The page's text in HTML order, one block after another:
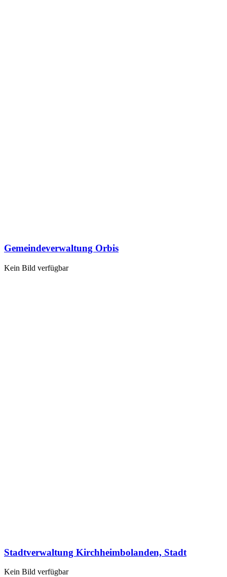
Gemeindeverwaltung Orbis
Kein Bild verfügbar
Stadtverwaltung Kirchheimbolanden, Stadt
Kein Bild verfügbar